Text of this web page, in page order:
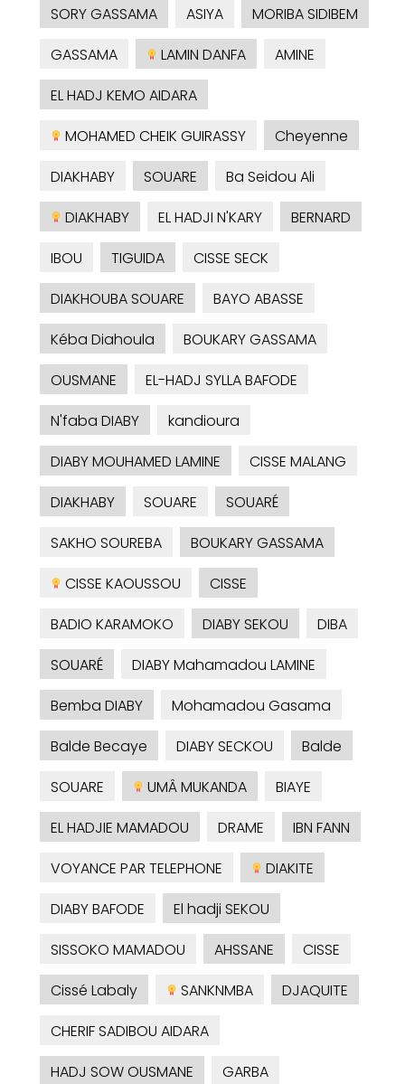
SORY GASSAMA ASIYA
MORIBA SIDIBEM
GASSAMA
LAMIN DANFA
AMINE
EL HADJ KEMO AIDARA
MOHAMED CHEIK GUIRASSY
Cheyenne
DIAKHABY
SOUARE
Ba Seidou Ali
DIAKHABY
EL HADJI N'KARY
BERNARD
IBOU
TIGUIDA
CISSE SECK
DIAKHOUBA SOUARE
BAYO ABASSE
Kéba Diahoula
BOUKARY GASSAMA
OUSMANE
EL-HADJ SYLLA BAFODE
N'faba DIABY
kandioura
DIABY MOUHAMED LAMINE
CISSE MALANG
DIAKHABY
SOUARE
SOUARÉ
SAKHO SOUREBA
BOUKARY GASSAMA
CISSE KAOUSSOU
CISSE
BADIO KARAMOKO
DIABY SEKOU
DIBA
SOUARÉ
DIABY Mahamadou LAMINE
Bemba DIABY
Mohamadou Gasama
Balde Becaye
DIABY SECKOU
Balde
SOUARE
UMÂ MUKANDA
BIAYE
EL HADJIE MAMADOU
DRAME
IBN FANN
VOYANCE PAR TELEPHONE
DIAKITE
DIABY BAFODE
El hadji SEKOU
SISSOKO MAMADOU
AHSSANE
CISSE
Cissé Labaly
SANKNMBA
DJAQUITE
CHERIF SADIBOU AIDARA
HADJ SOW OUSMANE
GARBA